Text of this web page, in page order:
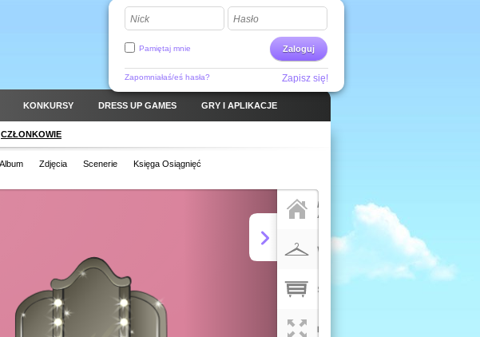
Nick Hasło
Zaloguj
Pamiętaj mnie
Zapomniałaś/eś hasła? Zapisz się!
KONKURSY DRESS UP GAMES GRY I APLIKACJE
CZŁONKOWIE
Album Zdjęcia Scenerie Księga Osiągnięć